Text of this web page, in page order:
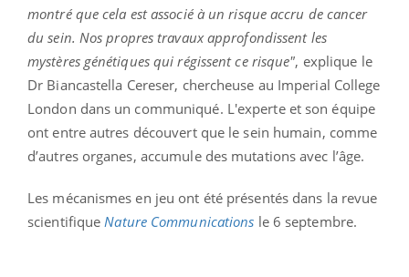
montré que cela est associé à un risque accru de cancer
du sein. Nos propres travaux approfondissent les
mystères génétiques qui régissent ce risque", explique le
Dr Biancastella Cereser, chercheuse au Imperial College
London dans un communiqué. L'experte et son équipe
ont entre autres découvert que le sein humain, comme
d’autres organes, accumule des mutations avec l’âge.
Les mécanismes en jeu ont été présentés dans la revue
scientifique Nature Communications le 6 septembre.